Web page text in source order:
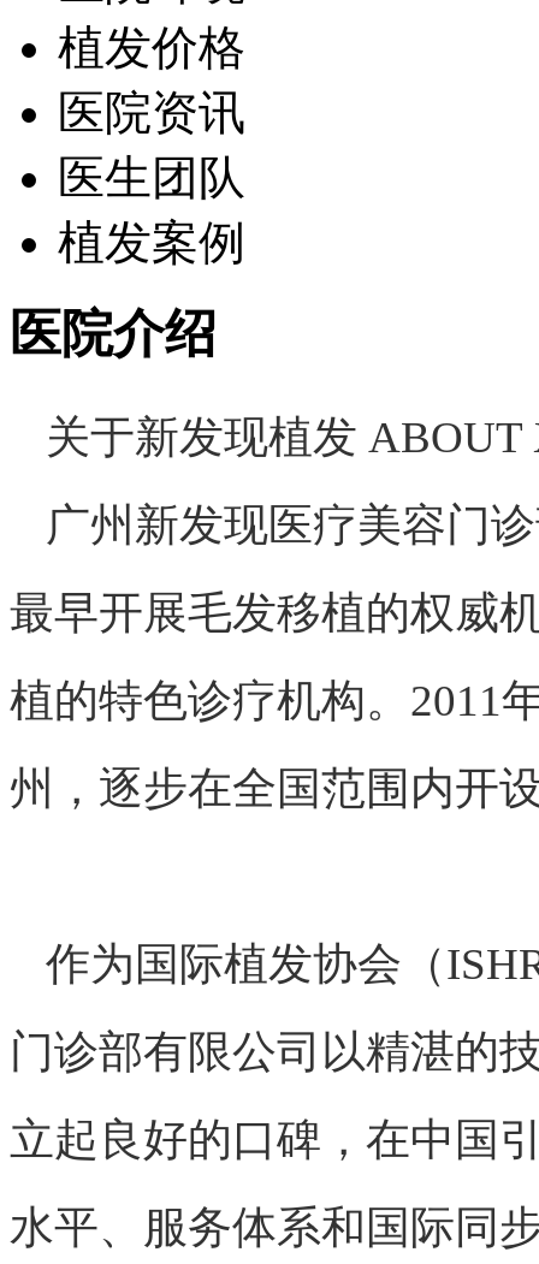
植发价格
医院资讯
医生团队
植发案例
医院介绍
关于新发现植发 ABOUT
广州新发现医疗美容门
最早开展毛发移植的权威
植的特色诊疗机构。2011
州，逐步在全国范围内开
作为国际植发协会（
门诊部有限公司以精湛的
立起良好的口碑，在中国
水平、服务体系和国际同